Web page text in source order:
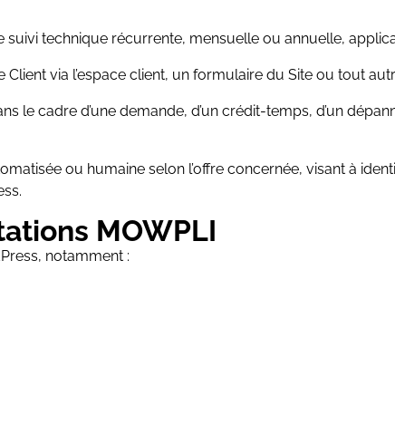
suivi technique récurrente, mensuelle ou annuelle,
via l’espace client, un formulaire du Site ou tout
le cadre d’une demande, d’un crédit-temps, d’un
ou humaine selon l’offre concernée, visant à
MOWPLI
notamment :